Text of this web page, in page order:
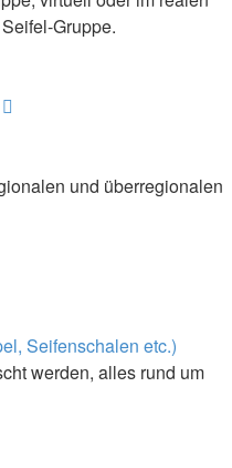
Gruppe.
und überregionalen
Seifenschalen etc.)
werden, alles rund um